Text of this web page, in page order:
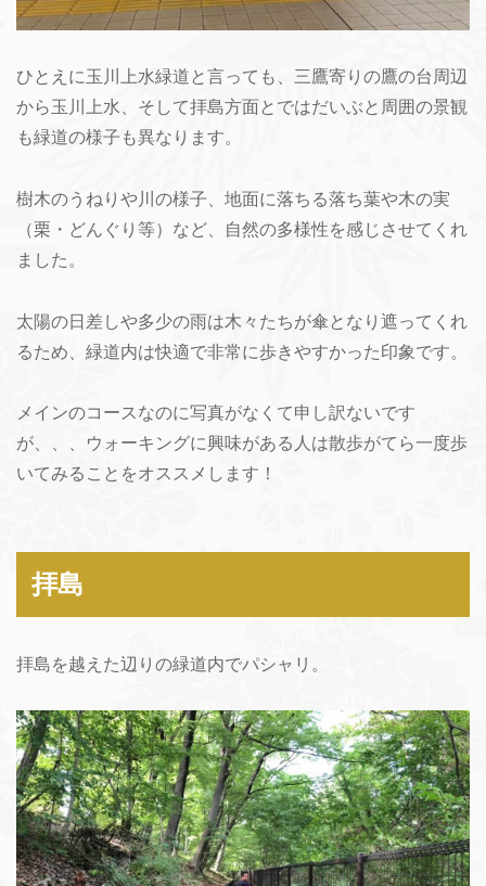
ひとえに玉川上水緑道と言っても、三鷹寄りの鷹の台周辺
から玉川上水、そして拝島方面とではだいぶと周囲の景観
も緑道の様子も異なります。
樹木のうねりや川の様子、地面に落ちる落ち葉や木の実
（栗・どんぐり等）など、自然の多様性を感じさせてくれ
ました。
太陽の日差しや多少の雨は木々たちが傘となり遮ってくれ
るため、緑道内は快適で非常に歩きやすかった印象です。
メインのコースなのに写真がなくて申し訳ないです
が、、、ウォーキングに興味がある人は散歩がてら一度歩
いてみることをオススメします！
拝島
拝島を越えた辺りの緑道内でパシャリ。